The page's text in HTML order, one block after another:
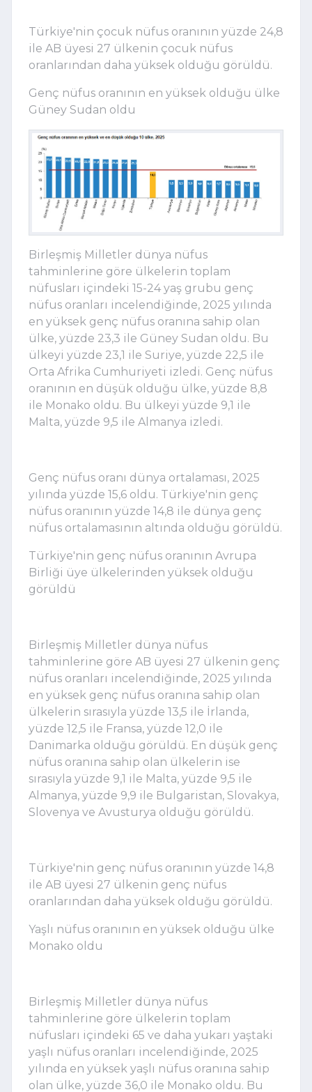
Türkiye'nin çocuk nüfus oranının yüzde 24,8
ile AB üyesi 27 ülkenin çocuk nüfus
oranlarından daha yüksek olduğu görüldü.
Genç nüfus oranının en yüksek olduğu ülke
Güney Sudan oldu
Birleşmiş Milletler dünya nüfus
tahminlerine göre ülkelerin toplam
nüfusları içindeki 15-24 yaş grubu genç
nüfus oranları incelendiğinde, 2025 yılında
en yüksek genç nüfus oranına sahip olan
ülke, yüzde 23,3 ile Güney Sudan oldu. Bu
ülkeyi yüzde 23,1 ile Suriye, yüzde 22,5 ile
Orta Afrika Cumhuriyeti izledi. Genç nüfus
oranının en düşük olduğu ülke, yüzde 8,8
ile Monako oldu. Bu ülkeyi yüzde 9,1 ile
Malta, yüzde 9,5 ile Almanya izledi.
Genç nüfus oranı dünya ortalaması, 2025
yılında yüzde 15,6 oldu. Türkiye'nin genç
nüfus oranının yüzde 14,8 ile dünya genç
nüfus ortalamasının altında olduğu görüldü.
Türkiye'nin genç nüfus oranının Avrupa
Birliği üye ülkelerinden yüksek olduğu
görüldü
Birleşmiş Milletler dünya nüfus
tahminlerine göre AB üyesi 27 ülkenin genç
nüfus oranları incelendiğinde, 2025 yılında
en yüksek genç nüfus oranına sahip olan
ülkelerin sırasıyla yüzde 13,5 ile İrlanda,
yüzde 12,5 ile Fransa, yüzde 12,0 ile
Danimarka olduğu görüldü. En düşük genç
nüfus oranına sahip olan ülkelerin ise
sırasıyla yüzde 9,1 ile Malta, yüzde 9,5 ile
Almanya, yüzde 9,9 ile Bulgaristan, Slovakya,
Slovenya ve Avusturya olduğu görüldü.
Türkiye'nin genç nüfus oranının yüzde 14,8
ile AB üyesi 27 ülkenin genç nüfus
oranlarından daha yüksek olduğu görüldü.
Yaşlı nüfus oranının en yüksek olduğu ülke
Monako oldu
Birleşmiş Milletler dünya nüfus
tahminlerine göre ülkelerin toplam
nüfusları içindeki 65 ve daha yukarı yaştaki
yaşlı nüfus oranları incelendiğinde, 2025
yılında en yüksek yaşlı nüfus oranına sahip
olan ülke, yüzde 36,0 ile Monako oldu. Bu